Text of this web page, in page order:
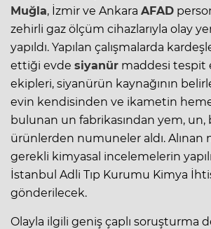
Muğla, İzmir ve Ankara AFAD
zehirli gaz ölçüm cihazlarıyla olay
yapıldı. Yapılan çalışmalarda
ettiği evde siyanür maddesi tespit
ekipleri, siyanürün kaynağının
evin kendisinden ve ikametin
bulunan un fabrikasından yem,
ürünlerden numuneler aldı. Alınan
gerekli kimyasal incelemelerin
İstanbul Adli Tıp Kurumu Kimya
gönderilecek.
Olayla ilgili geniş çaplı soruşturma